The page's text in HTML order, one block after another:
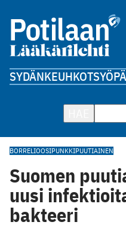
SYDÄNKEUHKOTSYÖPÄ
BORRELIOOSIPUNKKIPUUTIAINEN
Suomen
uusi
bakteeri